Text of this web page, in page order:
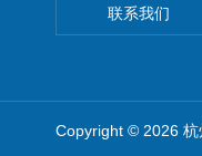
联系我们
Copyright © 2026 杭